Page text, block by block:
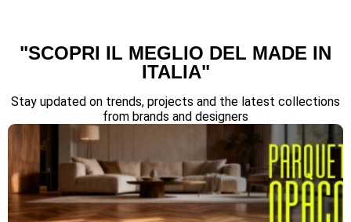
"SCOPRI IL MEGLIO DEL MADE IN
ITALIA"
Stay updated on trends, projects and the latest collections
from brands and designers